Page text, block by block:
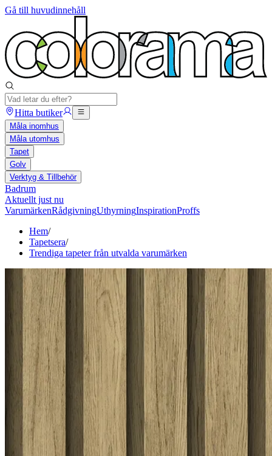
Gå till huvudinnehåll
Hitta butiker
Måla inomhus
Måla utomhus
Tapet
Golv
Verktyg & Tillbehör
Badrum
Aktuellt just nu
VarumärkenRådgivningUthyrningInspirationProffs
Hem/
Tapetsera/
Trendiga tapeter från utvalda varumärken